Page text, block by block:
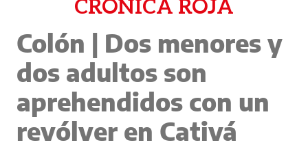
CRÓNICA ROJA
Colón | Dos menores y
dos adultos son
aprehendidos con un
revólver en Cativá